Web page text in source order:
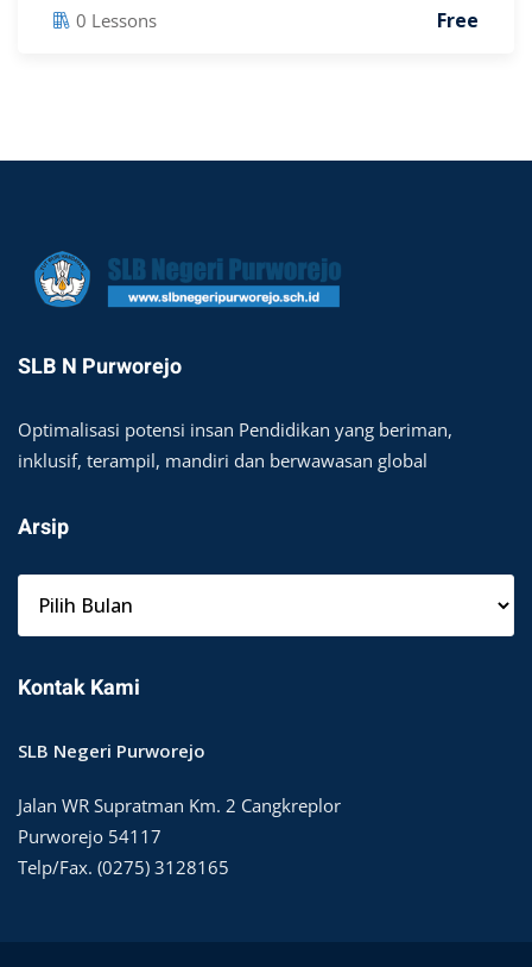
0 Lessons Free
SLB N Purworejo
Optimalisasi potensi insan Pendidikan yang beriman,
inklusif, terampil, mandiri dan berwawasan global
Arsip
iKontak Kami
SLB Negeri Purworejo
Jalan WR Supratman Km. 2 Cangkreplor
Purworejo 54117
Telp/Fax. (0275) 3128165